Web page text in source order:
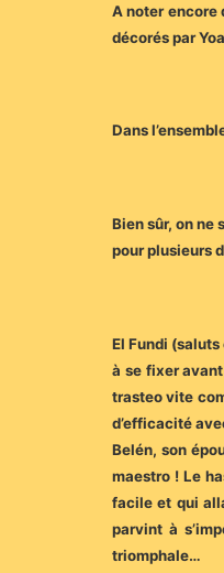
A noter encore
décorés par
Dans
Bien sûr, on ne
pour plusieurs
El Fundi
à se fixer
trasteo vite
d’efficacité
Belén, son
maestro ! Le
facile et qui
parvint à
triomphale…